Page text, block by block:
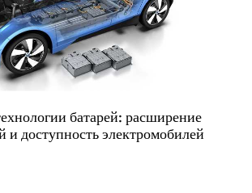
батарей: расширение
и доступность электромобилей